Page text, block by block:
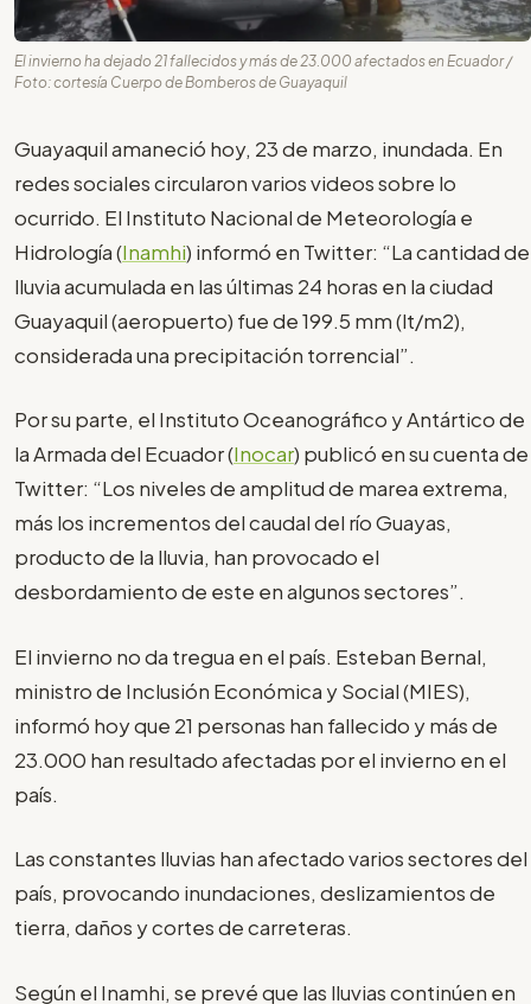
El invierno ha dejado 21 fallecidos y más de 23.000 afectados en Ecuador /
Foto: cortesía Cuerpo de Bomberos de Guayaquil
Guayaquil amaneció hoy, 23 de marzo, inundada. En
redes sociales circularon varios videos sobre lo
ocurrido. El Instituto Nacional de Meteorología e
Hidrología (Inamhi) informó en Twitter: “La cantidad de
lluvia acumulada en las últimas 24 horas en la ciudad
Guayaquil (aeropuerto) fue de 199.5 mm (lt/m2),
considerada una precipitación torrencial”.
Por su parte, el Instituto Oceanográfico y Antártico de
la Armada del Ecuador (Inocar) publicó en su cuenta de
Twitter: “Los niveles de amplitud de marea extrema,
más los incrementos del caudal del río Guayas,
producto de la lluvia, han provocado el
desbordamiento de este en algunos sectores”.
El invierno no da tregua en el país. Esteban Bernal,
ministro de Inclusión Económica y Social (MIES),
informó hoy que 21 personas han fallecido y más de
23.000 han resultado afectadas por el invierno en el
país.
Las constantes lluvias han afectado varios sectores del
país, provocando inundaciones, deslizamientos de
tierra, daños y cortes de carreteras.
Según el Inamhi, se prevé que las lluvias continúen en